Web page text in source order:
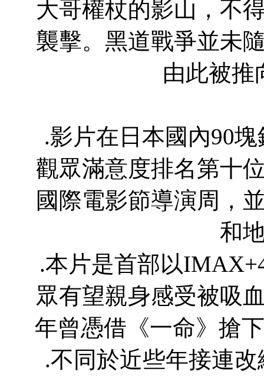
大哥權杖的影山，不
襲擊。黑道戰爭並未
由此被
.影片在日本國內90
觀眾滿意度排名第十
國際電影節導演周，
和
.本片是首部以
眾有望親身感受被吸
年曾憑借《一命》搶
.不同於近些年接連